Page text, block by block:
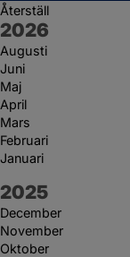
Återställ
År:
2026
Augusti
Juni
Maj
April
Mars
Februari
Januari
År:
2025
December
November
Oktober